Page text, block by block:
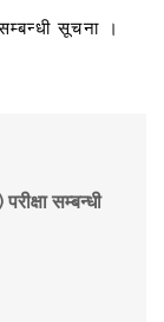
सूचना ।
सम्बन्धी